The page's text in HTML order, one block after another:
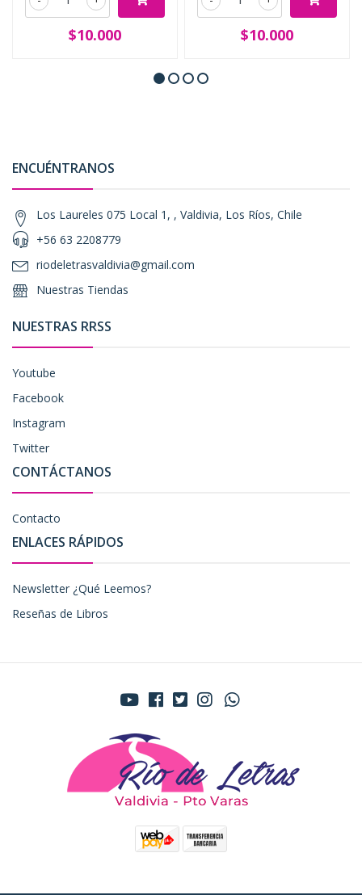
$10.000 $10.000
ENCUÉNTRANOS
Los Laureles 075 Local 1, , Valdivia, Los Ríos, Chile
+56 63 2208779
riodeletrasvaldivia@gmail.com
Nuestras Tiendas
NUESTRAS RRSS
Youtube
Facebook
Instagram
Twitter
CONTÁCTANOS
Contacto
ENLACES RÁPIDOS
Newsletter ¿Qué Leemos?
Reseñas de Libros